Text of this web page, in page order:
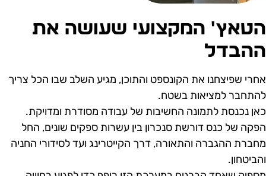
המקצועי שעושה את
שפיצחנו את הקונספט והתוכן, מגיע השלב שבו הכל צריך
למציאות בשטח.
נכנסת לתמונה החשיבות של עבודה מסודרת ומדויקת.
של כנס דורשת סנכרון בין עשרות ספקים שונים, החל
ההגברה והתאורה, דרך הקייטרינג ועד לסידורי החניה